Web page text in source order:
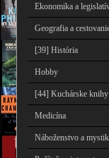
Ekonomika a
Geografia a
[39] História
Hobby
[44] Kuchárske knihy
Medicína
Náboženstvo a